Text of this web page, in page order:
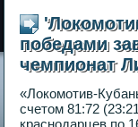
победами
чемпионат
«Локомотив-
счетом 81:72